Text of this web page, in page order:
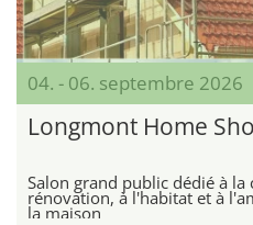
04. - 06. septembre 2026
Longmont Home
Salon grand public dédié à la
rénovation, à l'habitat et à
la maison